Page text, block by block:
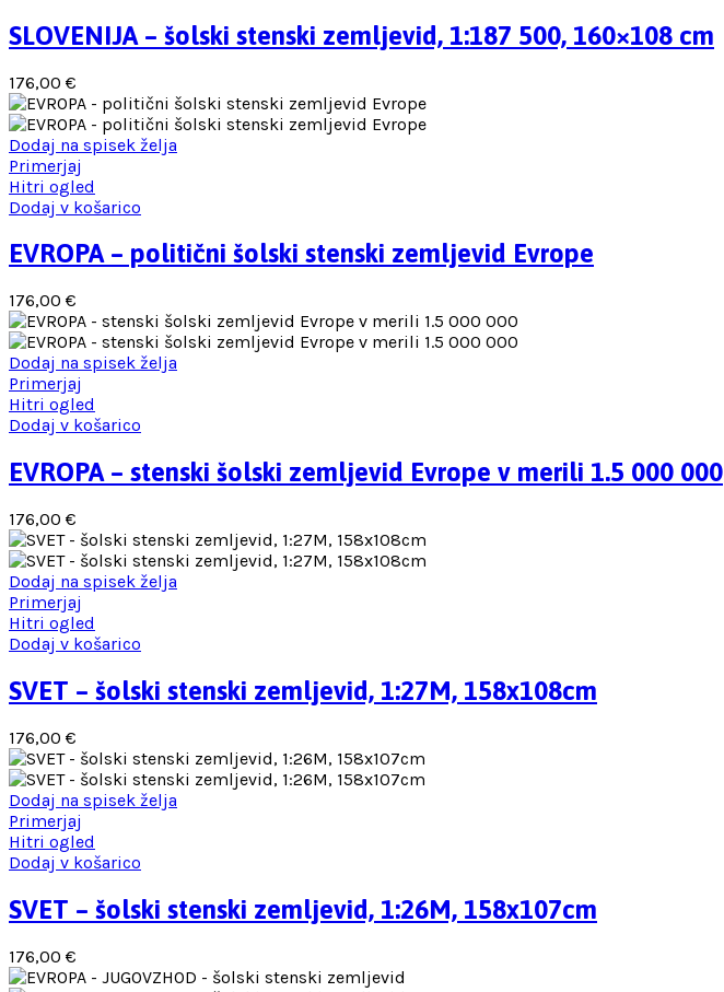
SLOVENIJA – šolski stenski zemljevid, 1:187 500, 160×108 cm
176,00 €
Dodaj na spisek želja
Primerjaj
Hitri ogled
Dodaj v košarico
EVROPA – politični šolski stenski zemljevid Evrope
176,00 €
Dodaj na spisek želja
Primerjaj
Hitri ogled
Dodaj v košarico
EVROPA – stenski šolski zemljevid Evrope v merili 1.5 000 000
176,00 €
Dodaj na spisek želja
Primerjaj
Hitri ogled
Dodaj v košarico
SVET – šolski stenski zemljevid, 1:27M, 158x108cm
176,00 €
Dodaj na spisek želja
Primerjaj
Hitri ogled
Dodaj v košarico
SVET – šolski stenski zemljevid, 1:26M, 158x107cm
176,00 €